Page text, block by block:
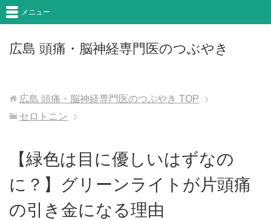
広島 頭痛・脳神経専門医のつぶやき
メニュー
広島 頭痛・脳神経専門医のつぶやき TOP
セロトニン
【緑色は目に優しいはずなの
に？】グリーンライトが片頭痛
の引き金になる理由